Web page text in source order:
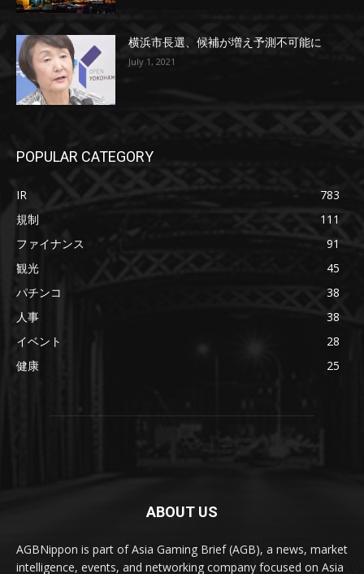
横浜市長選、候補が増え予測不可能に
July 1, 2021
POPULAR CATEGORY
IR
783
規制
111
ファイナンス
91
観光
45
パチンコ
38
人事
38
イベント
28
健康
25
ABOUT US
AGBNippon is part of Asia Gaming Brief (AGB), a news, market
intelligence, events, and networking company focused on Asia